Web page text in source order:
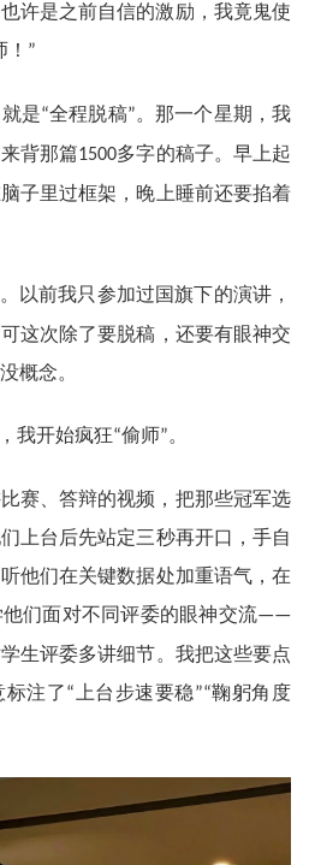
许是之前自信的激励，我竟鬼使
”
是“全程脱稿”。那一个星期，我
背那篇1500多字的稿子。早上起
子里过框架，晚上睡前还要掐着
。以前我只参加过国旗下的演讲，
这次除了要脱稿，还要有眼神交
概念。
，我开始疯狂“偷师”。
赛、答辩的视频，把那些冠军选
上台后先站定三秒再开口，手自
他们在关键数据处加重语气，在
们面对不同评委的眼神交流——
生评委多讲细节。我把这些要点
标注了“ 上台步速要稳”“鞠躬角度